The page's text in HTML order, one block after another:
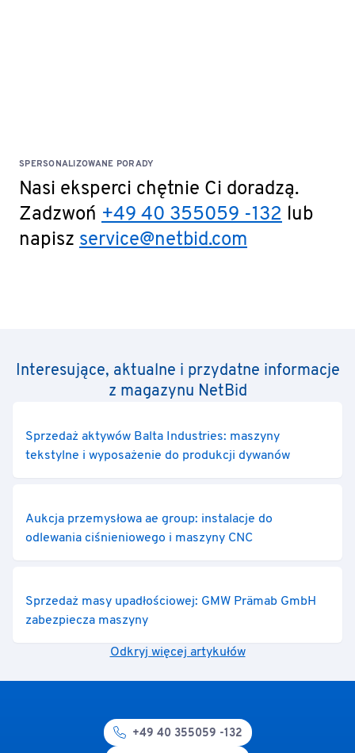
SPERSONALIZOWANE PORADY
Nasi eksperci chętnie Ci doradzą.
Zadzwoń +49 40 355059 -132 lub
napisz service@netbid.com
Interesujące, aktualne i przydatne informacje
z magazynu NetBid
Sprzedaż aktywów Balta Industries: maszyny
tekstylne i wyposażenie do produkcji dywanów
Aukcja przemysłowa ae group: instalacje do
odlewania ciśnieniowego i maszyny CNC
Sprzedaż masy upadłościowej: GMW Prämab GmbH
zabezpiecza maszyny
Odkryj więcej artykułów
+49 40 355059 -132